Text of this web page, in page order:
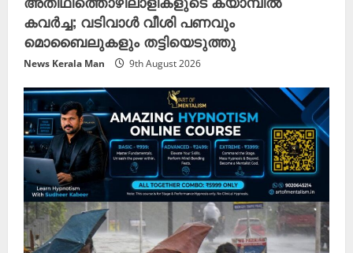
കവർച്ച; വടിവാൾ വീശി പണവും
മൊബൈലുകളും തട്ടിയെടുത്തു
News Kerala Man 9th August 2026